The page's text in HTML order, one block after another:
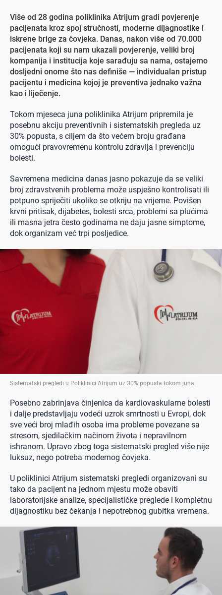
Više od 28 godina poliklinika Atrijum gradi povjerenje
pacijenata kroz spoj stručnosti, moderne dijagnostike i
iskrene brige za čovjeka. Danas, nakon više od 70.000
pacijenata koji su nam ukazali povjerenje, veliki broj
kompanija i institucija koje sarađuju sa nama, ostajemo
dosljedni onome što nas definiše — individualan pristup
pacijentu i medicina kojoj je preventiva jednako važna
kao i liječenje.
Tokom mjeseca juna poliklinika Atrijum pripremila je
posebnu akciju preventivnih i sistematskih pregleda uz
30% popusta, s ciljem da što većem broju građana
omogući pravovremenu kontrolu zdravlja i prevenciju
bolesti.
Savremena medicina danas jasno pokazuje da se veliki
broj zdravstvenih problema može uspješno kontrolisati ili
potpuno spriječiti ukoliko se otkriju na vrijeme. Povišen
krvni pritisak, dijabetes, bolesti srca, problemi sa plućima
ili masna jetra često godinama ne daju jasne simptome,
dok organizam već trpi posljedice.
Sistematski pregledi u Poliklinici Atrijum uz 30% popusta tokom juna
Posebno zabrinjava činjenica da kardiovaskularne bolesti
i dalje predstavljaju vodeći uzrok smrtnosti u Evropi, dok
sve veći broj mlađih osoba ima probleme povezane sa
stresom, sjedilačkim načinom života i nepravilnom
ishranom. Upravo zbog toga sistematski pregled više nije
luksuz, nego potreba modernog čovjeka.
U poliklinici Atrijum sistematski pregledi organizovani su
tako da pacijent na jednom mjestu može obaviti
laboratorijske analize, specijalističke preglede i kompletnu
dijagnostiku bez čekanja i nepotrebnog gubitka vremena.